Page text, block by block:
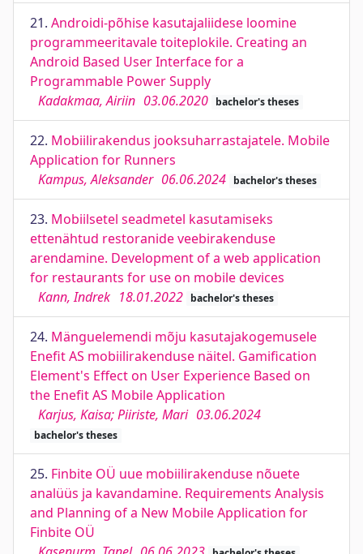
21. Androidi-põhise kasutajaliidese loomine
programmeeritavale toiteplokile. Creating an
Android Based User Interface for a
Programmable Power Supply
Kadakmaa, Airiin 03.06.2020 bachelor's theses
22. Mobiilirakendus jooksuharrastajatele. Mobile
Application for Runners
Kampus, Aleksander 06.06.2024 bachelor's theses
23. Mobiilsetel seadmetel kasutamiseks
ettenähtud restoranide veebirakenduse
arendamine. Development of a web application
for restaurants for use on mobile devices
Kann, Indrek 18.01.2022 bachelor's theses
24. Mänguelemendi mõju kasutajakogemusele
Enefit AS mobiilirakenduse näitel. Gamification
Element's Effect on User Experience Based on
the Enefit AS Mobile Application
Karjus, Kaisa; Piiriste, Mari 03.06.2024
bachelor's theses
25. Finbite OÜ uue mobiilirakenduse nõuete
analüüs ja kavandamine. Requirements Analysis
and Planning of a New Mobile Application for
Finbite OÜ